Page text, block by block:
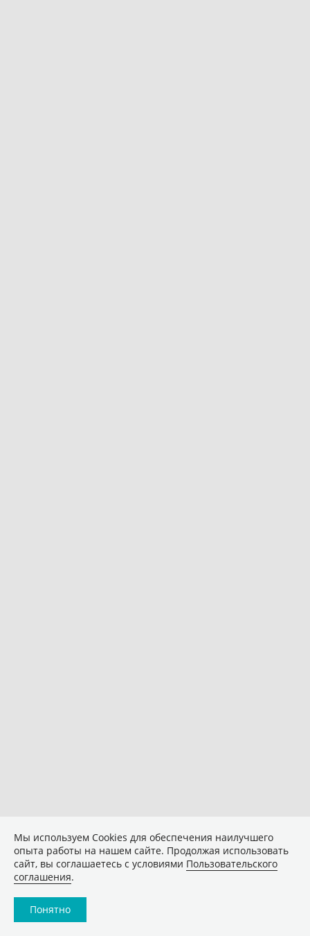
Мы используем Сookies для обеспечения наилучшего
опыта работы на нашем сайте. Продолжая использовать
сайт, вы соглашаетесь с условиями Пользовательского
соглашения.
Понятно